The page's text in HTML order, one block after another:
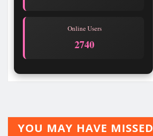
Online Users
2738
YOU MAY HAVE MISSED